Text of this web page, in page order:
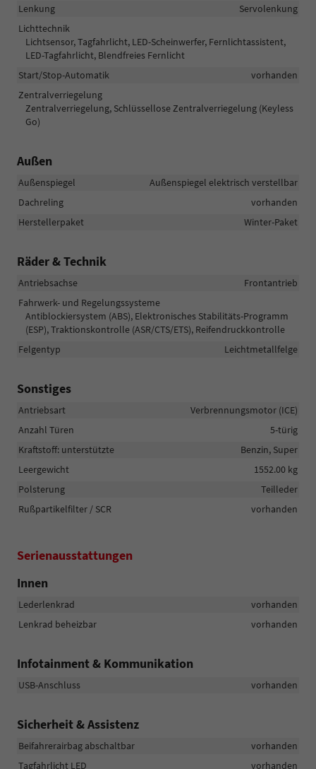
Lenkung
Servolenkung
Lichttechnik
Lichtsensor, Tagfahrlicht, LED-Scheinwerfer, Fernlichtassistent,
LED-Tagfahrlicht, Blendfreies Fernlicht
Start/Stop-Automatik
vorhanden
Zentralverriegelung
Zentralverriegelung, Schlüssellose Zentralverriegelung (Keyless
Go)
Außen
Außenspiegel
Außenspiegel elektrisch verstellbar
Dachreling
vorhanden
Herstellerpaket
Winter-Paket
Räder & Technik
Antriebsachse
Frontantrieb
Fahrwerk- und Regelungssysteme
Antiblockiersystem (ABS), Elektronisches Stabilitäts-Programm
(ESP), Traktionskontrolle (ASR/CTS/ETS), Reifendruckkontrolle
Felgentyp
Leichtmetallfelge
Sonstiges
Antriebsart
Verbrennungsmotor (ICE)
Anzahl Türen
5-türig
Kraftstoff: unterstützte
Benzin, Super
Leergewicht
1552.00 kg
Polsterung
Teilleder
Rußpartikelfilter / SCR
vorhanden
Serienausstattungen
Innen
Lederlenkrad
vorhanden
Lenkrad beheizbar
vorhanden
Infotainment & Kommunikation
USB-Anschluss vorhanden
Sicherheit & Assistenz
Beifahrerairbag abschaltbar
vorhanden
Tagfahrlicht LED
vorhanden